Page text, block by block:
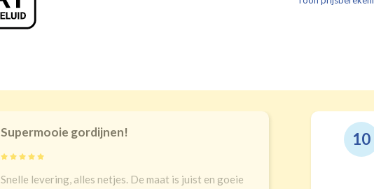
Supermooie gordijnen!
Snelle levering, alles netjes. De maat is juist en goeie
10